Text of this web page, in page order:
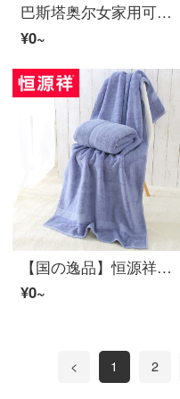
巴斯塔奥尔女家用可穿大码速乾吸水不掉毛浴裙コットンバスローブ式2021新款【樱桃粉】小码(80-130斤)
¥0~
【国の逸品】恒源祥家紡五星ホテルがより厚くなりました。バースタオ成人男女家庭用全新疆純コットンは吸水速度が速くて乾きません。超大型ブルーです。
¥0~
< 1 2